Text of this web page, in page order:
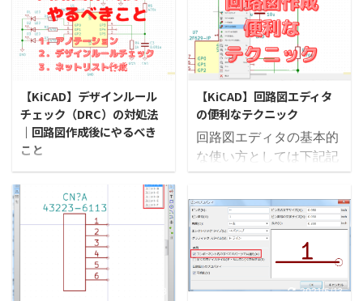
えば簡単です。 ノウハウ
は徐々に追記していきた
いと思いますが、今回は
パターン配線のやり方を
紹介したいと思います ...
ットリストの入力 当記事
では、部品を配置すると
ころまでに必要な作業の
流れを紹介したいと思い
ます。 「Pcbnew」の起
動 ...
成方法」を紹介したいと
思います。 当記事ではピ
ン数の多いマイコンやコ
ネクタを例として作成方
ットプリントの作り方の
詳細はこちらを参照して
ください。 SOPタイプの
ルドゥイーノ）等で使わ
れている
「ATMEGA4809 」を例
にパッド配列を作成して
みたいと思います。 ピン
数は「２８」、左右に
プリントを作成してみた
いと思います。 フットプ
リントの作成は使用する
ＣＡＤによってクセがあ
かりますが、KiCADは細
かい制約もなく扱いやす
いと思います。 やり方が
わかればどんな部品も同
ますので、どんどん使っ
て慣れていきましょう。
フットプリントのライブ
ラリ作成 最初に自分が作
ったフットプリントを保
2021/6/15
【KiCAD】デザインルール
チェック（DRC）の対処法
｜回路図作成後にやるべき
こと
回路図作成が完了したあ
とにやるべきこととし
て、「１．アノテーショ
ン」「２．デザインルー
ルチェック」「３．ネッ
トリスト出力」がありま
す。当記事では回路図作
2021/6/27
【KiCAD】回路図エディタ
の便利なテクニック
回路図エディタの基本的
な使い方としては下記記
事で紹介しています。 基
ルの「配置」、「移
動」、「コピー」、「削
除」や配線の引き方がわ
かれば回路図の作成は可
能です。 ですが、回路図
2021/5/13